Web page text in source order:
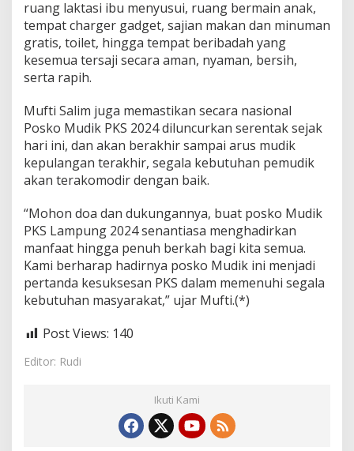
ruang laktasi ibu menyusui, ruang bermain anak,
tempat charger gadget, sajian makan dan minuman
gratis, toilet, hingga tempat beribadah yang
kesemua tersaji secara aman, nyaman, bersih,
serta rapih.
Mufti Salim juga memastikan secara nasional
Posko Mudik PKS 2024 diluncurkan serentak sejak
hari ini, dan akan berakhir sampai arus mudik
kepulangan terakhir, segala kebutuhan pemudik
akan terakomodir dengan baik.
“Mohon doa dan dukungannya, buat posko Mudik
PKS Lampung 2024 senantiasa menghadirkan
manfaat hingga penuh berkah bagi kita semua.
Kami berharap hadirnya posko Mudik ini menjadi
pertanda kesuksesan PKS dalam memenuhi segala
kebutuhan masyarakat,” ujar Mufti.(*)
Post Views: 140
Editor: Rudi
Ikuti Kami